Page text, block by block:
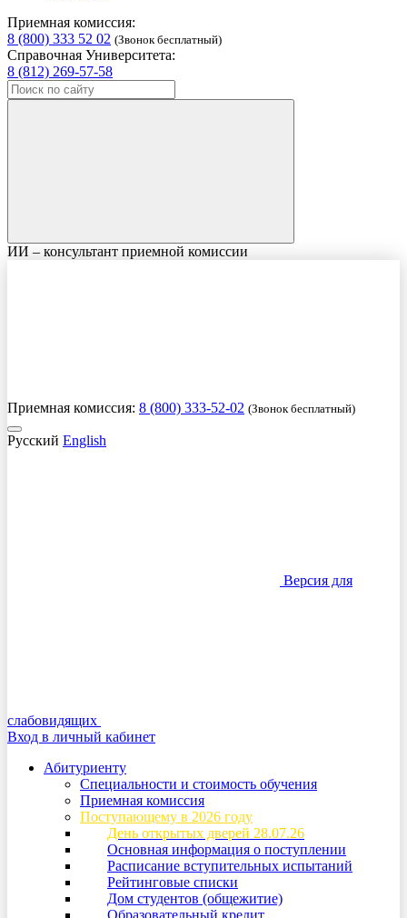
Приемная комиссия:
8 (800) 333 52 02 (Звонок бесплатный)
Справочная Университета:
8 (812) 269-57-58
ИИ – консультант приемной комиссии
Приемная комиссия: 8 (800) 333-52-02 (Звонок бесплатный)
Русский English
Версия для
слабовидящих
Вход в личный кабинет
Абитуриенту
Специальности и стоимость обучения
Приемная комиссия
Поступающему в 2026 году
День открытых дверей 28.07.26
Основная информация о поступлении
Расписание вступительных испытаний
Рейтинговые списки
Дом студентов (общежитие)
Образовательный кредит